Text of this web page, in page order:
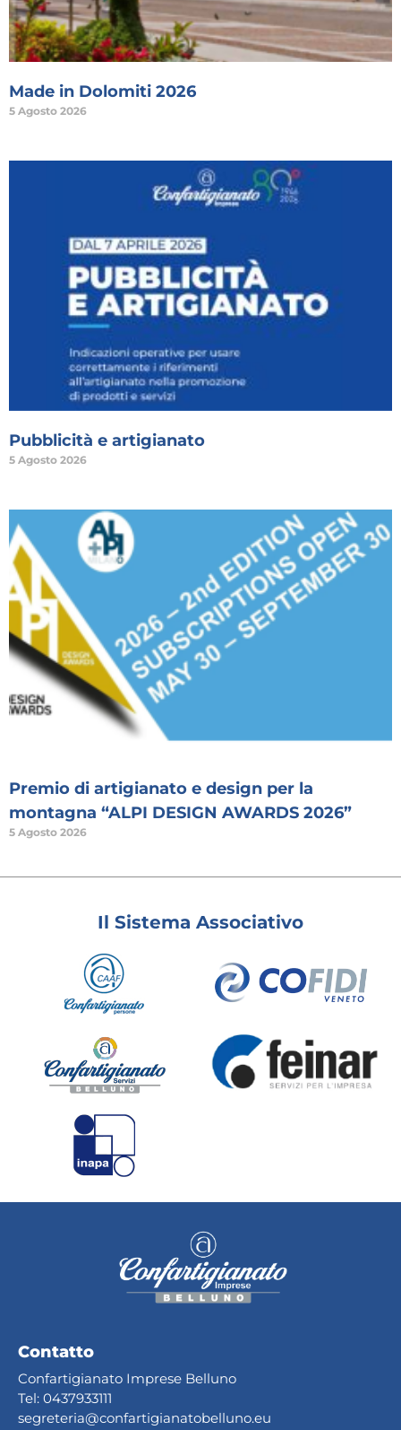
Made in Dolomiti 2026
5 Agosto 2026
Pubblicità e artigianato
5 Agosto 2026
Premio di artigianato e design per la
montagna “ALPI DESIGN AWARDS 2026”
5 Agosto 2026
Il Sistema Associativo
Contatto
Confartigianato Imprese Belluno
Tel: 0437933111
segreteria@confartigianatobelluno.eu